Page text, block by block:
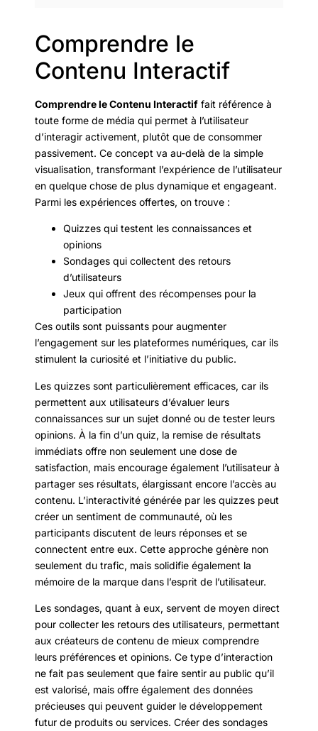
Comprendre le
Contenu Interactif
Comprendre le Contenu Interactif fait référence à
toute forme de média qui permet à l’utilisateur
d’interagir activement, plutôt que de consommer
passivement. Ce concept va au-delà de la simple
visualisation, transformant l’expérience de l’utilisateur
en quelque chose de plus dynamique et engageant.
Parmi les expériences offertes, on trouve :
Quizzes qui testent les connaissances et
opinions
Sondages qui collectent des retours
d’utilisateurs
Jeux qui offrent des récompenses pour la
participation
Ces outils sont puissants pour augmenter
l’engagement sur les plateformes numériques, car ils
stimulent la curiosité et l’initiative du public.
Les quizzes sont particulièrement efficaces, car ils
permettent aux utilisateurs d’évaluer leurs
connaissances sur un sujet donné ou de tester leurs
opinions. À la fin d’un quiz, la remise de résultats
immédiats offre non seulement une dose de
satisfaction, mais encourage également l’utilisateur à
partager ses résultats, élargissant encore l’accès au
contenu. L’interactivité générée par les quizzes peut
créer un sentiment de communauté, où les
participants discutent de leurs réponses et se
connectent entre eux. Cette approche génère non
seulement du trafic, mais solidifie également la
mémoire de la marque dans l’esprit de l’utilisateur.
Les sondages, quant à eux, servent de moyen direct
pour collecter les retours des utilisateurs, permettant
aux créateurs de contenu de mieux comprendre
leurs préférences et opinions. Ce type d’interaction
ne fait pas seulement que faire sentir au public qu’il
est valorisé, mais offre également des données
précieuses qui peuvent guider le développement
futur de produits ou services. Créer des sondages